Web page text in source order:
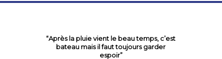
“Après la pluie vient le beau temps, c’est
bateau mais il faut toujours garder
espoir”